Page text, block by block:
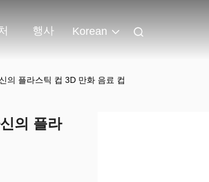
행사 Korean
의 플라스틱 컵 3D 만화 음료 컵
의 플라